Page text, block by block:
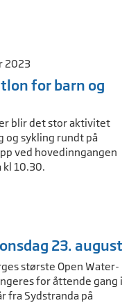
2023
for barn og
blir det stor aktivitet
og sykling rundt på
ved hovedinngangen
kl 10.30.
23. august
største Open Water-
for åttende gang i
fra Sydstranda på